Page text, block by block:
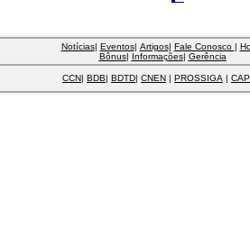
Notícias| Eventos| Artigos| Fale Conosco |
Bônus| Informações| Gerência
CCN| BDB| BDTD| CNEN | PROSSIGA |